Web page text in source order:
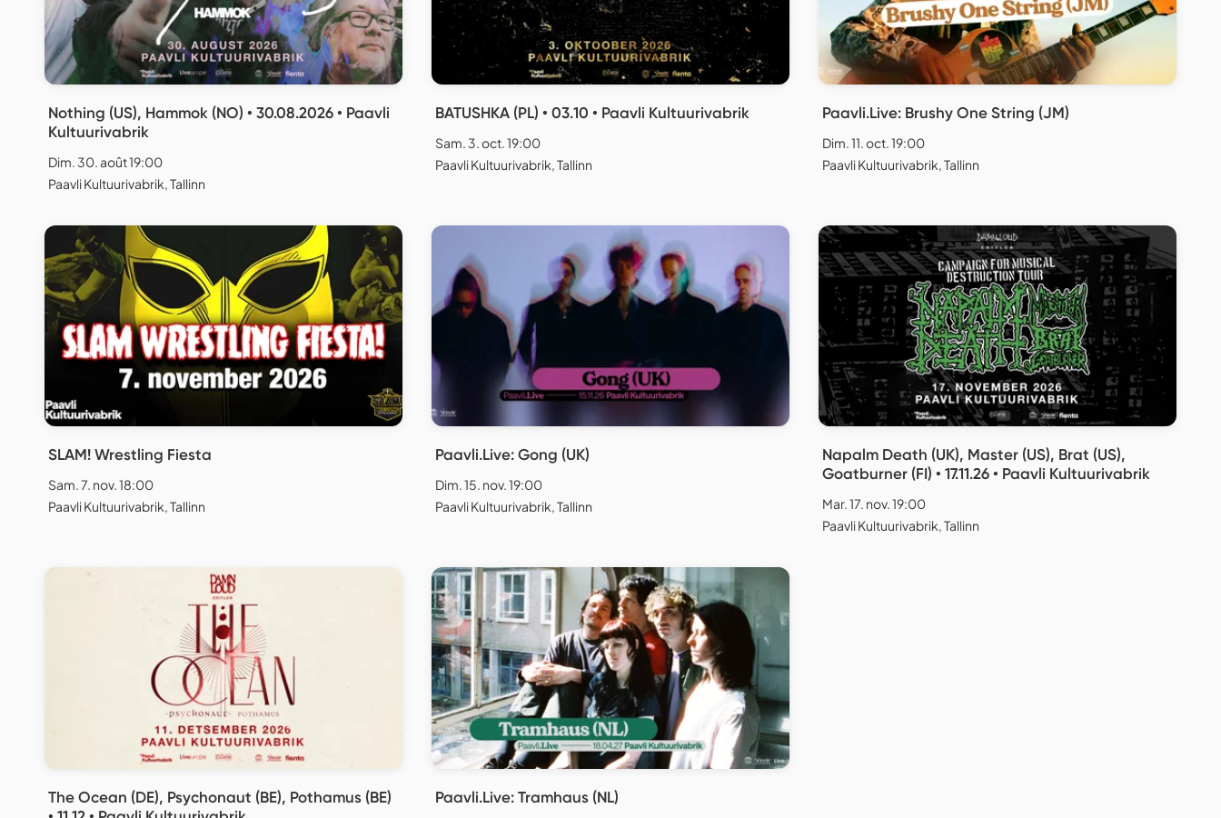
Nothing (US), Hammok (NO) • 30.08.2026 • Paavli
Kultuurivabrik
Dim. 30. août 19:00
Paavli Kultuurivabrik, Tallinn
BATUSHKA (PL) • 03.10 • Paavli Kultuurivabrik
Sam. 3. oct. 19:00
Paavli Kultuurivabrik, Tallinn
Paavli.Live: Brushy One String (JM)
Dim. 11. oct. 19:00
Paavli Kultuurivabrik, Tallinn
SLAM! Wrestling Fiesta
Sam. 7. nov. 18:00
Paavli Kultuurivabrik, Tallinn
Paavli.Live: Gong (UK)
Dim. 15. nov. 19:00
Paavli Kultuurivabrik, Tallinn
Napalm Death (UK), Master (US), Brat (US),
Goatburner (FI) • 17.11.26 • Paavli Kultuurivabrik
Mar. 17. nov. 19:00
Paavli Kultuurivabrik, Tallinn
The Ocean (DE), Psychonaut (BE), Pothamus (BE)
Paavli.Live: Tramhaus (NL)